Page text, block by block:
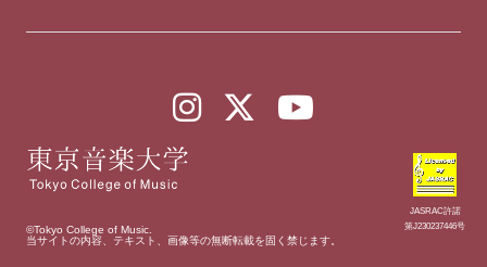
©Tokyo College of Music.
当サイトの内容、テキスト、画像等の無断転載を固く禁じます。
JASRAC許諾
第J230237446号